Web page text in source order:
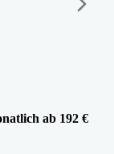
ab 192 €